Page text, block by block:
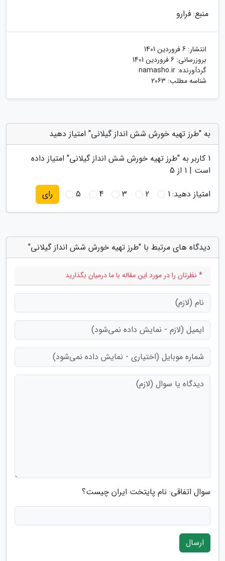
منبع: فرارو
انتشار: 6 فروردین 1401
بروزرسانی: 6 فروردین 1401
گردآورنده: namasho.ir
شناسه مطلب: 2063
به "طرز تهیه خورش شش انداز گیلانی" امتیاز دهید
1 کاربر به "طرز تهیه خورش شش انداز گیلانی" امتیاز داده
است | 1 از 5
امتیاز دهید:1
2
3
4
5 رای
دیدگاه های مرتبط با "طرز تهیه خورش شش انداز گیلانی"
* نظرتان را در مورد این مقاله با ما درمیان بگذارید
سوال اتفاقی: نام پایتخت ایران چیست؟
ارسال